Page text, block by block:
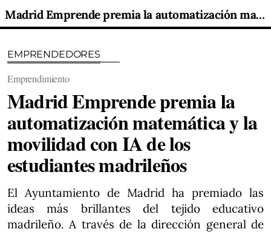
Madrid Emprende premia la automatización matemática y la movilidad con IA de los estudiantes madrileños
EMPRENDEDORES
Emprendimiento
Madrid Emprende premia la
automatización matemática y la
movilidad con IA de los
estudiantes madrileños
El Ayuntamiento de Madrid ha premiado las
ideas más brillantes del tejido educativo
madrileño. A través de la dirección general de